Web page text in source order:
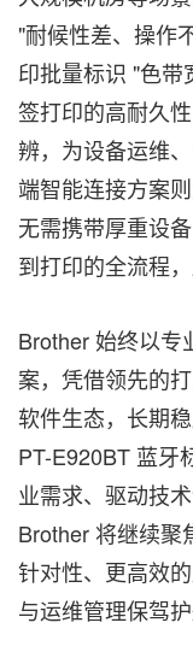
"耐候性差、操作
印批量标识 "色
签打印的高耐久
辨，为设备运维
端智能连接方案
无需携带厚重设
到打印的全流程
Brother 始终以专
案，凭借领先的
软件生态，长期
PT-E920BT 蓝牙
业需求、驱动技
Brother 将继续聚
针对性、更高效
与运维管理保驾护